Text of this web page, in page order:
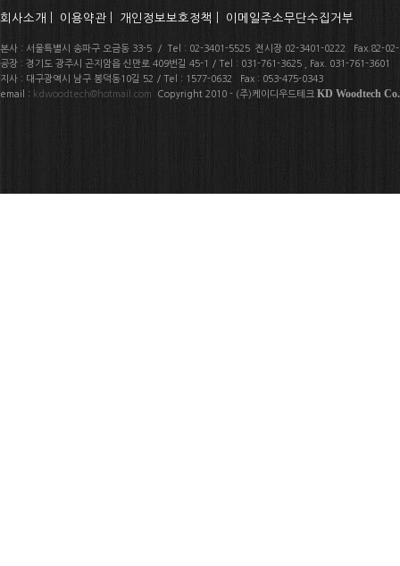
회사소개 이용약관 개인정보보호정책 이메일주소무단수집거부
본사 : 서울특별시 송파구 오금동 33-5 / Tel : 02-3401-5525 전시장 02-3401-0222 Fax.82-
공장 : 경기도 광주시 곤지암읍 신만로 409번길 45-1 / Tel : 031-761-3625 , Fax. 031-761-3601
지사 : 대구광역시 남구 봉덕동10길 52 / Tel : 1577-0632 Fax : 053-475-0343
email : kdwoodtech@hotmail.com Copyright 2010 - (주)케이디우드테크 KD Woodtech